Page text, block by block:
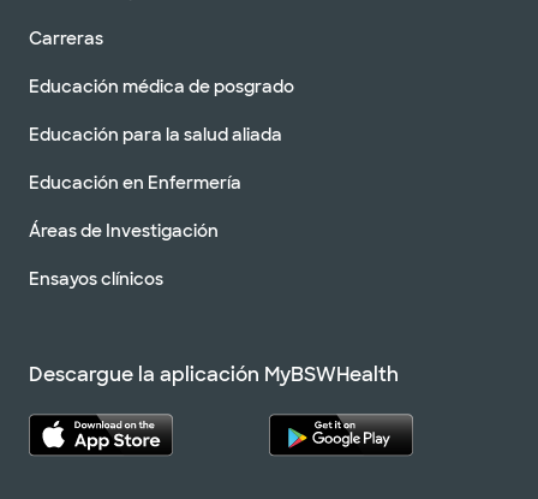
Carreras
Educación médica de posgrado
Educación para la salud aliada
Educación en Enfermería
Áreas de Investigación
Ensayos clínicos
Descargue la aplicación MyBSWHealth